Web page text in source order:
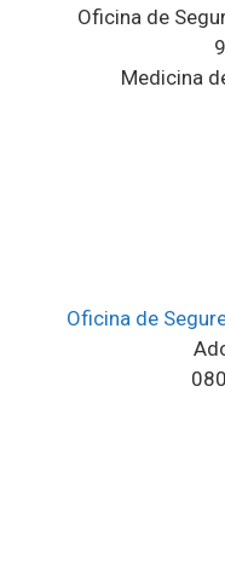
Oficina de
Medicina
Oficina de